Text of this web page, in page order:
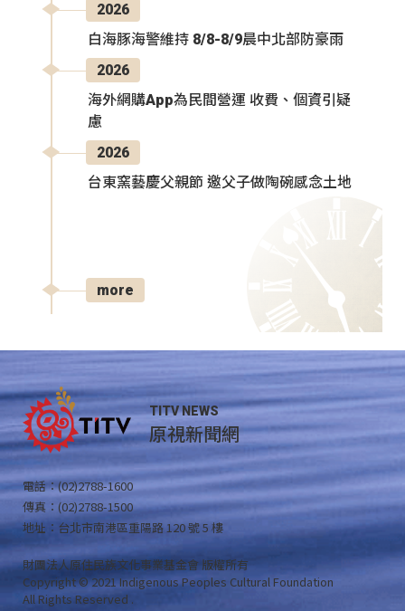
2026
白海豚海警維持 8/8-8/9晨中北部防豪雨
2026
海外網購App為民間營運 收費、個資引疑
慮
2026
台東窯藝慶父親節 邀父子做陶碗感念土地
more
TITV NEWS
原視新聞網
電話：(02)2788-1600
傳真：(02)2788-1500
地址：台北市南港區重陽路 120 號 5 樓
財團法人原住民族文化事業基金會 版權所有
Copyright © 2021 Indigenous Peoples Cultural Foundation
All Rights Reserved .